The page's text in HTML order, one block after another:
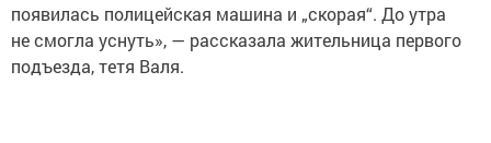
появилась полицейская машина и „скорая“. До утра
не смогла уснуть», — рассказала жительница первого
подъезда, тетя Валя.